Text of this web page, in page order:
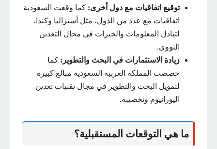
توقيع اتفاقيات مع دول أخرى: كما وقعت السعودية
اتفاقيات مع عدد من الدول، مثل أستراليا وكندا،
لتبادل المعلومات والخبرات في مجال التعدين
النووي.
زيادة الاستثمارات في البحث والتطوير: كما
خصصت المملكة العربية السعودية مبالغ كبيرة
لتمويل البحث والتطوير في مجال تقنيات تعدين
اليورانيوم وتخصيبه.
ما هي التوقعات المستقبلية؟